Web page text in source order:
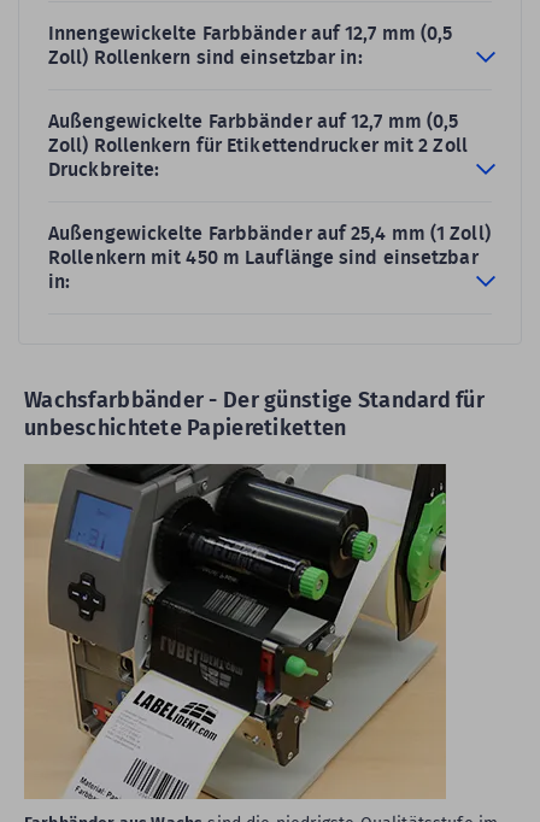
Innengewickelte Farbbänder auf 12,7 mm (0,5
Zoll) Rollenkern sind einsetzbar in:
Außengewickelte Farbbänder auf 12,7 mm (0,5
Zoll) Rollenkern für Etikettendrucker mit 2 Zoll
Druckbreite:
Außengewickelte Farbbänder auf 25,4 mm (1 Zoll)
Rollenkern mit 450 m Lauflänge sind einsetzbar
in:
Wachsfarbbänder - Der günstige Standard für
unbeschichtete Papieretiketten